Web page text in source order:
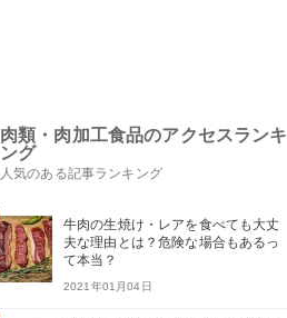
肉類・肉加工食品のアクセスランキ
ング
人気のある記事ランキング
牛肉の生焼け・レアを食べても大丈
夫な理由とは？危険な場合もあるっ
て本当？
2021年01月04日